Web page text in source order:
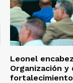
Leonel
Organización